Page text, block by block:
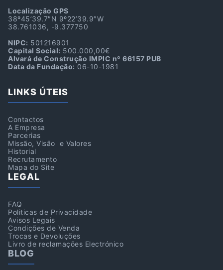
Localização GPS
38º45’39.7″N 9º22’39.9″W
38.761036, -9.377750
NIPC: 501216901
Capital Social: 500.000,00€
Alvará de Construção IMPIC nº 66157 PUB
Data da Fundação: 06-10-1981
LINKS ÚTEIS
Contactos
A Empresa
Parcerias
Missão, Visão e Valores
Historial
Recrutamento
Mapa do Site
LEGAL
FAQ
Politicas de Privacidade
Avisos Legais
Condições de Venda
Trocas e Devoluções
Livro de reclamações Electrónico
BLOG